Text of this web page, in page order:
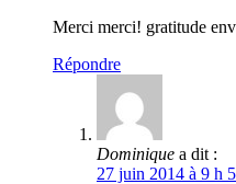
Merci merci! gratitude
Répondre
Dominique a dit :
27 juin 2014 à 9 h